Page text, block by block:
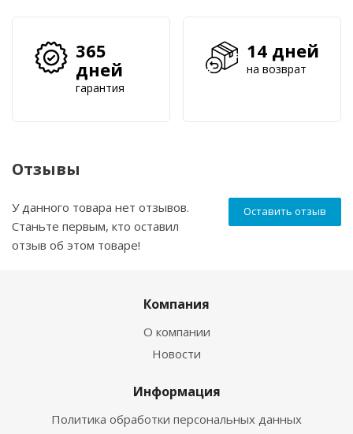
365
дней
гарантия
14 дней
на возврат
Отзывы
Оставить отзыв
У данного товара нет отзывов.
Станьте первым, кто оставил
отзыв об этом товаре!
Компания
О компании
Новости
Информация
Политика обработки персональных данных